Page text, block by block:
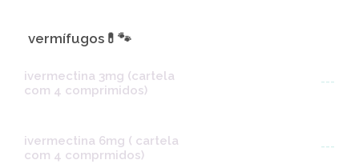
vermífugos💊🐾
ivermectina 3mg (cartela
com 4 comprimidos)
---
ivermectina 6mg ( cartela
com 4 comprmidos)
---